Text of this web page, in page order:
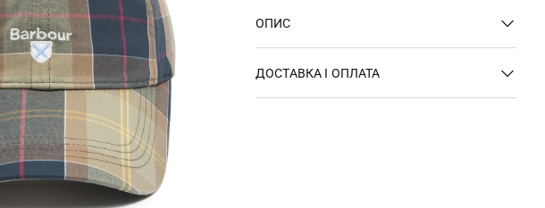
ОПИС
ДОСТАВКА І ОПЛАТА